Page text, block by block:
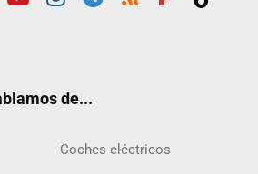
de...
Coches eléctricos